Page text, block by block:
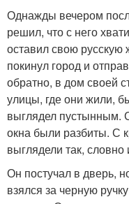
Однажды вечером
решил, что с него
оставил свою
покинул город и
обратно, в дом своей
улицы, где они жили,
выглядел пустынным.
окна были разбиты. С
выглядели так, словно
Он постучал в дверь,
взялся за черную